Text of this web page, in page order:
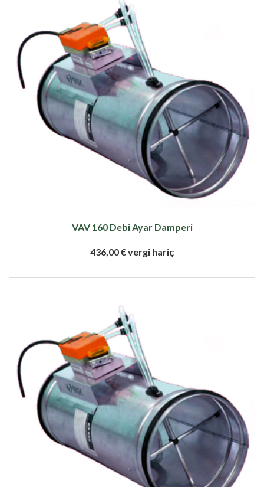
VAV 160 Debi Ayar Damperi
436,00 € vergi hariç